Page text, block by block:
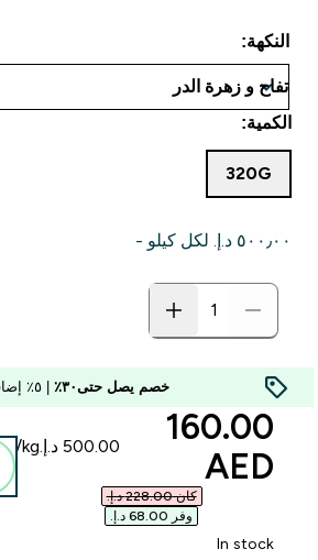
النكهة:
الكمية:
320G
٥٠٠٫٠٠ د.إ.‏‎ لكل كيلو -
خصم يصل حتى٣٠٪
discounted price
160.00
AED‎
كان ‏228.00 د.إ.‏‎
وفر ‏68.00 د.إ.‏‎
In stock